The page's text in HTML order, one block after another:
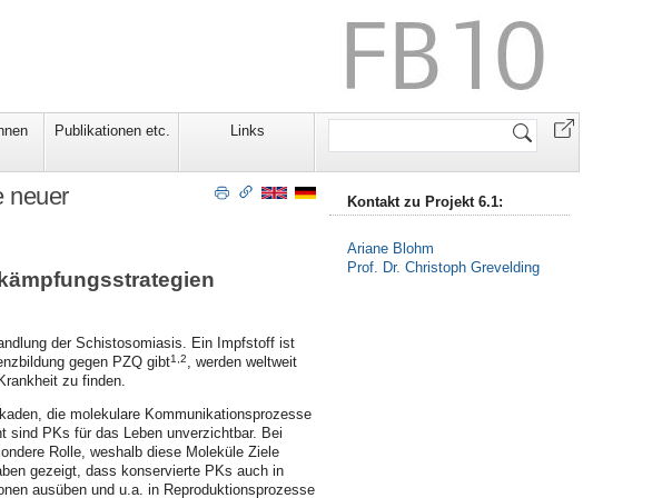
Publikationen etc. Links
Website
neuer
der Schistosomiasis. Ein Impfstoff ist
gegen PZQ gibt1,2, werden weltweit
zu finden.
die molekulare Kommunikationsprozesse
sind PKs für das Leben unverzichtbar. Bei
Rolle, weshalb diese Moleküle Ziele
gezeigt, dass konservierte PKs auch in
ausüben und u.a. in Reproduktionsprozesse
Kontakt zu Projekt 6.1:
Ariane Blohm
Prof. Dr. Christoph Grevelding